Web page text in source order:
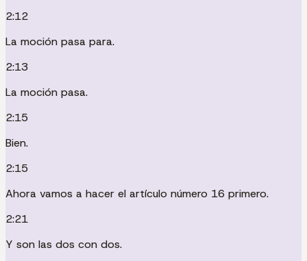
2:12
La moción pasa para.
2:13
La moción pasa.
2:15
Bien.
2:15
Ahora vamos a hacer el artículo número 16 primero.
2:21
Y son las dos con dos.